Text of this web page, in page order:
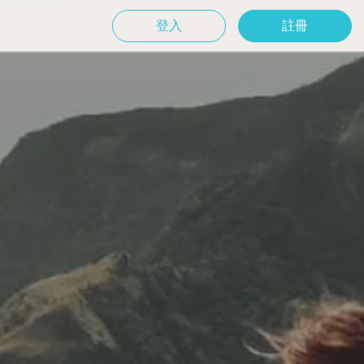
登入 註冊